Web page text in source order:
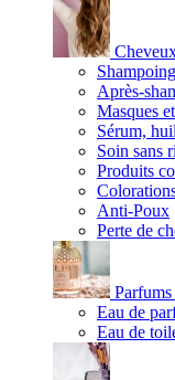
Après-
Masques
Sérum,
Soin sans
Produits
Anti-Poux
Perte de
Eau de
Eau de